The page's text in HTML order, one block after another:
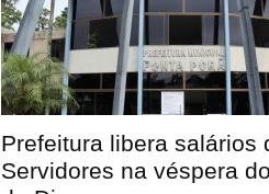
Prefeitura libera salários
Servidores na véspera